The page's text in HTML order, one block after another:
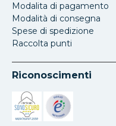
Modalita di pagamento
Modalità di consegna
Spese di spedizione
Raccolta punti
Riconoscimenti